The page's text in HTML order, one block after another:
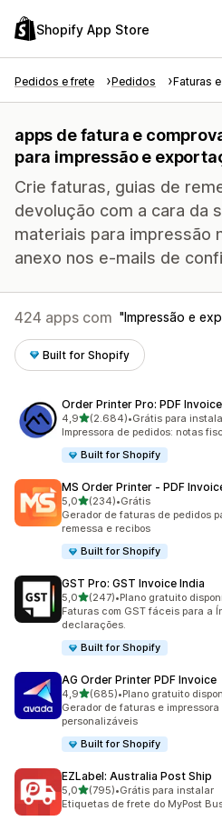
Shopify App Store
Pedidos e frete Pedidos Faturas
apps de fatura e
para impressão e
Crie faturas, guias de
devolução com a cara da
materiais para impressão
anexo nos e-mails de
424 apps com Impressão e
Built for Shopify
Order Printer Pro: PDF Invoice
4,9de 5 estrelas
(2.684)
2684 avaliações ao todo
•Grátis para
Impressora de pedidos: notas
Built for Shopify
MS Order Printer ‑ PDF
5,0de 5 estrelas
(234)
234 avaliações ao todo
•Grátis
Gerador de faturas de pedidos
remessa e recibos
Built for Shopify
GST Pro: GST Invoice India
5,0de 5 estrelas
(247)
247 avaliações ao todo
•Plano gratuito
Faturas com GST fáceis para a
declarações.
Built for Shopify
AG Order Printer PDF Invoice
4,9de 5 estrelas
(685)
685 avaliações ao todo
•Plano gratuito
Gerador de faturas e
personalizáveis
Built for Shopify
EZLabel: Australia Post Ship
5,0de 5 estrelas
(795)
795 avaliações ao todo
•Grátis para instalar
Etiquetas de frete do MyPost